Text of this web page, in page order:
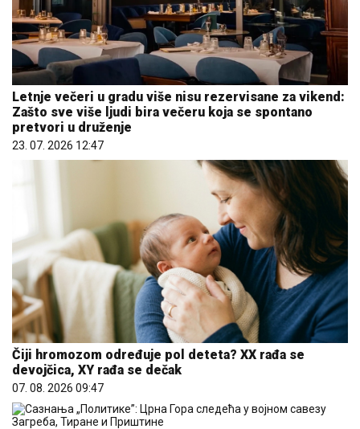
Letnje večeri u gradu više nisu rezervisane za vikend:
Zašto sve više ljudi bira večeru koja se spontano
pretvori u druženje
23. 07. 2026 12:47
Čiji hromozom određuje pol deteta? XX rađa se
devojčica, XY rađa se dečak
07. 08. 2026 09:47